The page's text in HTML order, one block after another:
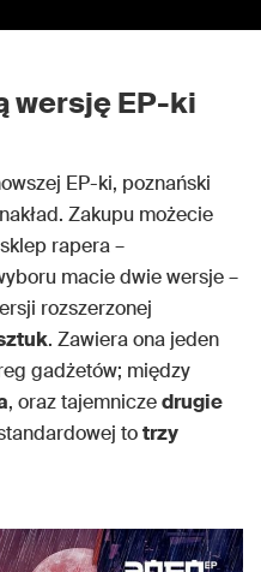
wersję EP-ki
EP-ki, poznański
Zakupu możecie
rapera –
macie dwie wersje –
rozszerzonej
. Zawiera ona jeden
gadżetów; między
, oraz tajemniczedrugie
totrzy